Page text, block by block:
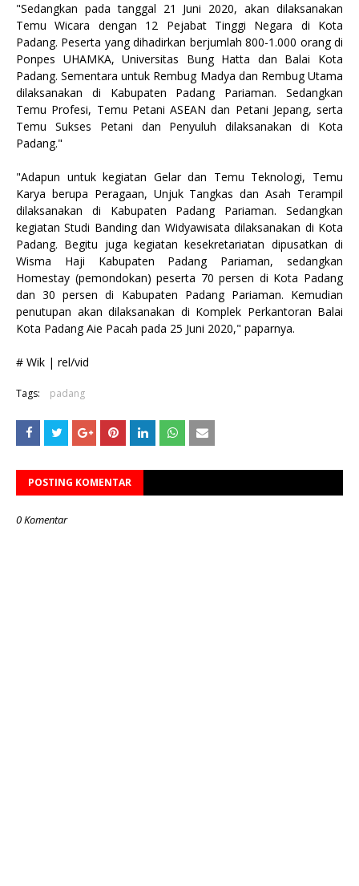
"Sedangkan pada tanggal 21 Juni 2020, akan dilaksanakan
Temu Wicara dengan 12 Pejabat Tinggi Negara di Kota
Padang. Peserta yang dihadirkan berjumlah 800-1.000 orang di
Ponpes UHAMKA, Universitas Bung Hatta dan Balai Kota
Padang. Sementara untuk Rembug Madya dan Rembug Utama
dilaksanakan di Kabupaten Padang Pariaman. Sedangkan
Temu Profesi, Temu Petani ASEAN dan Petani Jepang, serta
Temu Sukses Petani dan Penyuluh dilaksanakan di Kota
Padang."
"Adapun untuk kegiatan Gelar dan Temu Teknologi, Temu
Karya berupa Peragaan, Unjuk Tangkas dan Asah Terampil
dilaksanakan di Kabupaten Padang Pariaman. Sedangkan
kegiatan Studi Banding dan Widyawisata dilaksanakan di Kota
Padang. Begitu juga kegiatan kesekretariatan dipusatkan di
Wisma Haji Kabupaten Padang Pariaman, sedangkan
Homestay (pemondokan) peserta 70 persen di Kota Padang
dan 30 persen di Kabupaten Padang Pariaman. Kemudian
penutupan akan dilaksanakan di Komplek Perkantoran Balai
Kota Padang Aie Pacah pada 25 Juni 2020," paparnya.
# Wik | rel/vid
Tags: padang
POSTING KOMENTAR
0 Komentar